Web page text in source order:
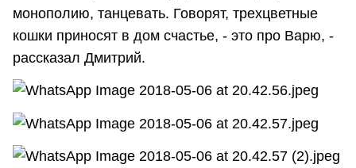
монополию, танцевать. Говорят, трехцветные
кошки приносят в дом счастье, - это про Варю, -
рассказал Дмитрий.